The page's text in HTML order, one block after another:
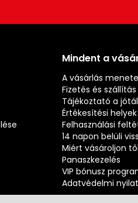
Mindent a
A vásárlás menete
Fizetés és szállítás
Tájékoztató a
Értékesítési helyek
Felhasználási
14 napon belüli
Miért vásároljon
Panaszkezelés
VIP bónusz
Adatvédelmi